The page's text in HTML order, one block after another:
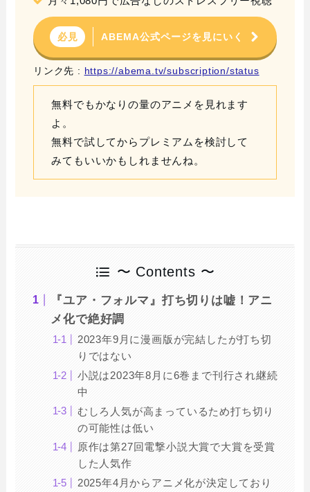
必見 ABEMA公式ページを見にいく
リンク先 : https://abema.tv/subscription/status
無料でもかなりの量のアニメを見れます
よ。
無料で試してからプレミアムを検討して
みてもいいかもしれませんね。
〜 Contents 〜
『ユア・フォルマ』打ち切りは嘘！アニ
メ化で絶好調
2023年9月に漫画版が完結したが打ち切
りではない
小説は2023年8月に6巻まで刊行され継続
中
むしろ人気が高まっているため打ち切り
の可能性は低い
原作は第27回電撃小説大賞で大賞を受賞
した人気作
2025年4月からアニメ化が決定しており